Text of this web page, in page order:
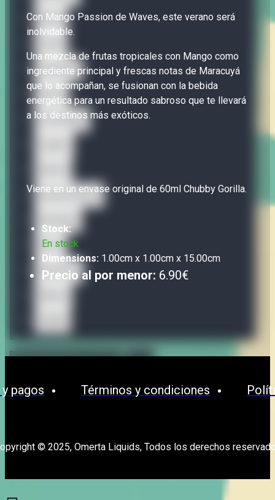
Bisha
Caravella
La Famiglia
Sweet Dreams
Terra
The Dons
Con Mango Passion de Waves, este verano será
inolvidable.
Una mezcla de frutas tropicales con Mango como
ingrediente principal y frescas notas de Maracuyá
que lo acompañan, se fusionan con la bebida
energética para un resultado sabroso que te llevará
a los destinos más exóticos.
Viene en un envase original de 60ml Chubby Gorilla.
Stock:
En stock
Dimensions: 1.00cm x 1.00cm x 15.00cm
Precio al por menor: 6.90€
pagos Términos y condiciones
© 2025, Omerta Liquids, Todos los derechos